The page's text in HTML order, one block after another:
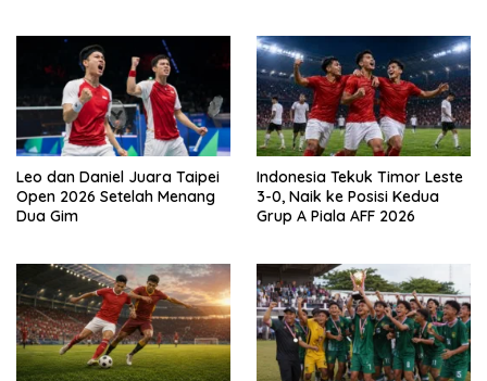
Leo dan Daniel Juara Taipei
Open 2026 Setelah Menang
Dua Gim
Indonesia Tekuk Timor Leste
3-0, Naik ke Posisi Kedua
Grup A Piala AFF 2026